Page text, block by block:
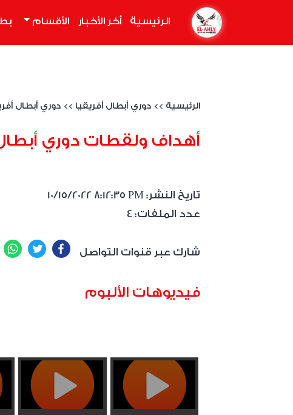
الرئيسية أخر الأخبار الأقسام
الرئيسية >> دوري أبطال أفريقيا >> دوري أبطال أفريقيا
أهداف ولقطات دوري أبطال
10/15/2022 8:12:35 PM :تاريخ النشر
4 :عدد الملفات
شارك عبر قنوات التواصل Facebook
Twitter
فيديوهات الألبوم